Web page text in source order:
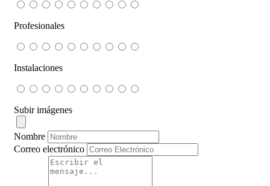
Profesionales
Instalaciones
Subir imágenes
Nombre
Correo electrónico